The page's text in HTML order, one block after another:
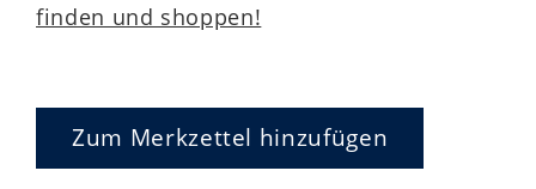
finden und shoppen!
Zum Merkzettel hinzufügen